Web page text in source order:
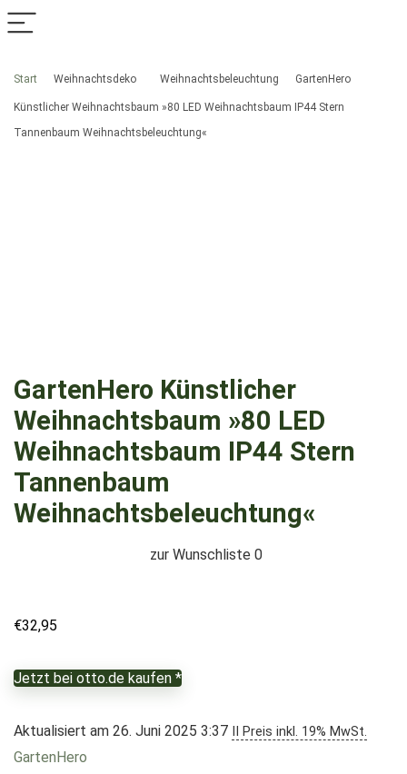
Start Weihnachtsdeko Weihnachtsbeleuchtung GartenHero
Künstlicher Weihnachtsbaum »80 LED Weihnachtsbaum IP44 Stern
Tannenbaum Weihnachtsbeleuchtung«
GartenHero Künstlicher
Weihnachtsbaum »80 LED
Weihnachtsbaum IP44 Stern
Tannenbaum
Weihnachtsbeleuchtung«
zur Wunschliste 0
€32,95
Jetzt bei otto.de kaufen *
Aktualisiert am 26. Juni 2025 3:37 II Preis inkl. 19% MwSt.
GartenHero